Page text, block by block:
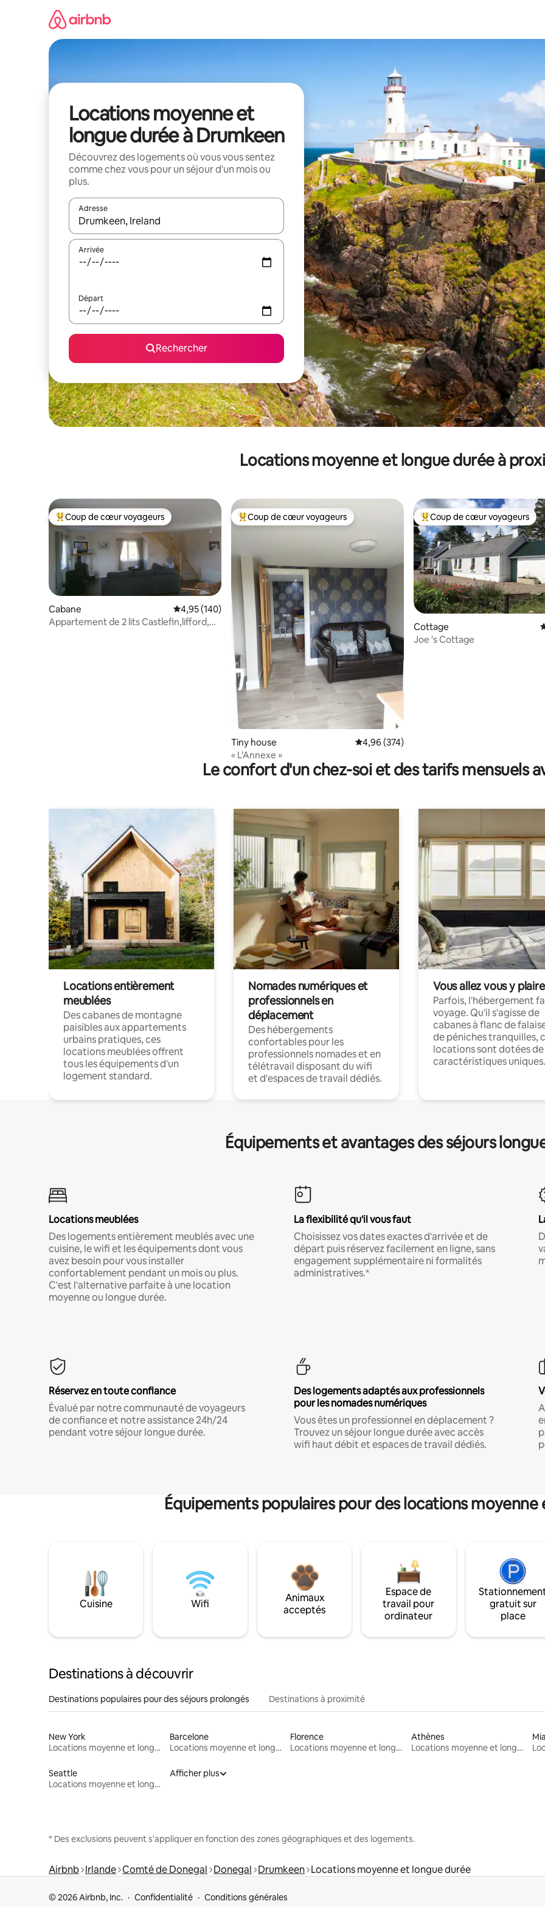
Locations moyenne et
longue durée à Drumkeen
Découvrez des logements où vous vous sentez
comme chez vous pour un séjour d'un mois ou
plus.
Adresse
Lorsque les résultats s'affichent, utilisez les flèches vers le haut et vers le bas pour les parcourir ou en appuyant et en
Arrivée
Départ
Rechercher
Locations moyenne et longue durée à
Coups de cœur voyageurs les plus appréciés
Coup de cœur voyageurs
Cabane Évaluation moyenne sur la base de 140 commentaires : 4,95 sur 5
4,95 (140)
Appartement de 2 lits Castlefin,lifford,
Coups de cœur voyageurs les plus appréciés
Coup de cœur voyageurs
Tiny house Évaluation moyenne sur la base de 374
4,96 (374)
« L'Annexe »
Coups de cœur voyageurs les
Coup de cœur voyageurs
Cottage
Joe 's Cottage
Le confort d'un chez-soi et des tarifs mensuels
Locations entièrement
meublées
Des cabanes de montagne
paisibles aux appartements
urbains pratiques, ces
locations meublées offrent
tous les équipements d'un
logement standard.
Nomades numériques et
professionnels en
déplacement
Des hébergements
confortables pour les
professionnels nomades et en
télétravail disposant du wifi
et d'espaces de travail dédiés.
Vous allez vous y plaire
Parfois, l'hébergement
voyage. Qu'il s'agisse de
cabanes à flanc de
de péniches tranquilles,
locations sont dotées de
caractéristiques uniques.
Équipements et avantages des séjours
Locations meublées
Des logements entièrement meublés avec une
cuisine, le wifi et les équipements dont vous
avez besoin pour vous installer
confortablement pendant un mois ou plus.
C'est l'alternative parfaite à une location
moyenne ou longue durée.
La flexibilité qu'il vous faut
Choisissez vos dates exactes d'arrivée et de
départ puis réservez facilement en ligne, sans
engagement supplémentaire ni formalités
administratives.*
Réservez en toute confiance
Évalué par notre communauté de voyageurs
de confiance et notre assistance 24h/24
pendant votre séjour longue durée.
Des logements adaptés aux professionnels
pour les nomades numériques
Vous êtes un professionnel en déplacement ?
Trouvez un séjour longue durée avec accès
wifi haut débit et espaces de travail dédiés.
Équipements populaires pour des locations
Cuisine Wifi
Animaux
acceptés
Espace de
travail pour
ordinateur
gratuit sur
place
Destinations à découvrir
Destinations populaires pour des séjours prolongés Destinations à proximité
New York
Locations moyenne et longue durée
Barcelone
Locations moyenne et longue durée
Florence
Locations moyenne et longue durée
Athènes
Locations moyenne et longue durée
Seattle
Locations moyenne et longue durée
Afficher plus
* Des exclusions peuvent s'appliquer en fonction des zones géographiques et des logements.
Airbnb Irlande Comté de Donegal Donegal Drumkeen Locations moyenne et longue durée
© 2026 Airbnb, Inc. Confidentialité Conditions générales